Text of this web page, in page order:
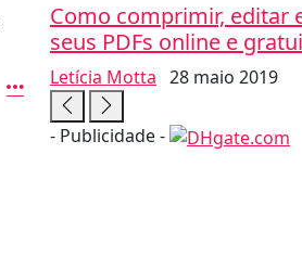
Como comprimir, editar
seus PDFs online e
Letícia Motta 28 maio 2019
- Publicidade -